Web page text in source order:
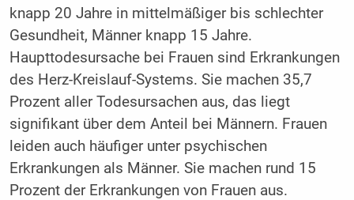
knapp 20 Jahre in mittelmäßiger bis schlechter
Gesundheit, Männer knapp 15 Jahre.
Haupttodesursache bei Frauen sind Erkrankungen
des Herz-Kreislauf-Systems. Sie machen 35,7
Prozent aller Todesursachen aus, das liegt
signifikant über dem Anteil bei Männern. Frauen
leiden auch häufiger unter psychischen
Erkrankungen als Männer. Sie machen rund 15
Prozent der Erkrankungen von Frauen aus.